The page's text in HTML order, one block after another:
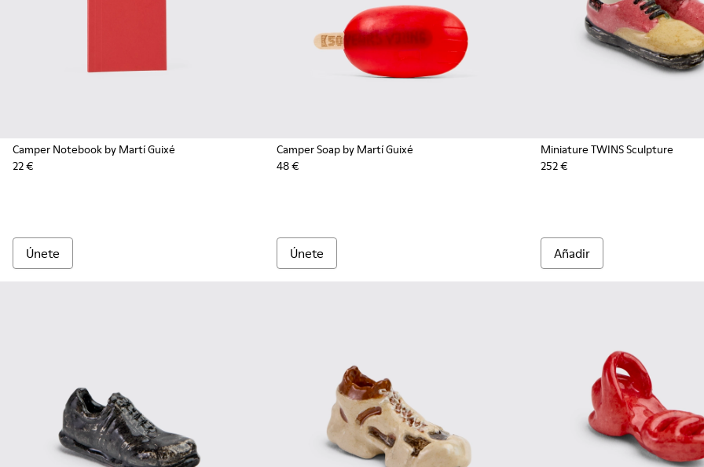
Camper Notebook by Martí Guixé
22 €
Únete
Camper Soap by Martí Guixé
48 €
Únete
Miniature TWINS Sculpture
252 €
Añadir